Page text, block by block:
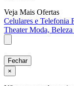
Veja Mais Ofertas
Celulares e Telefonia
TheaterModa, Beleza
Fechar
×